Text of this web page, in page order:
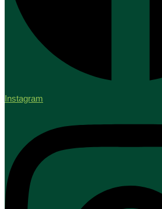
Instagram